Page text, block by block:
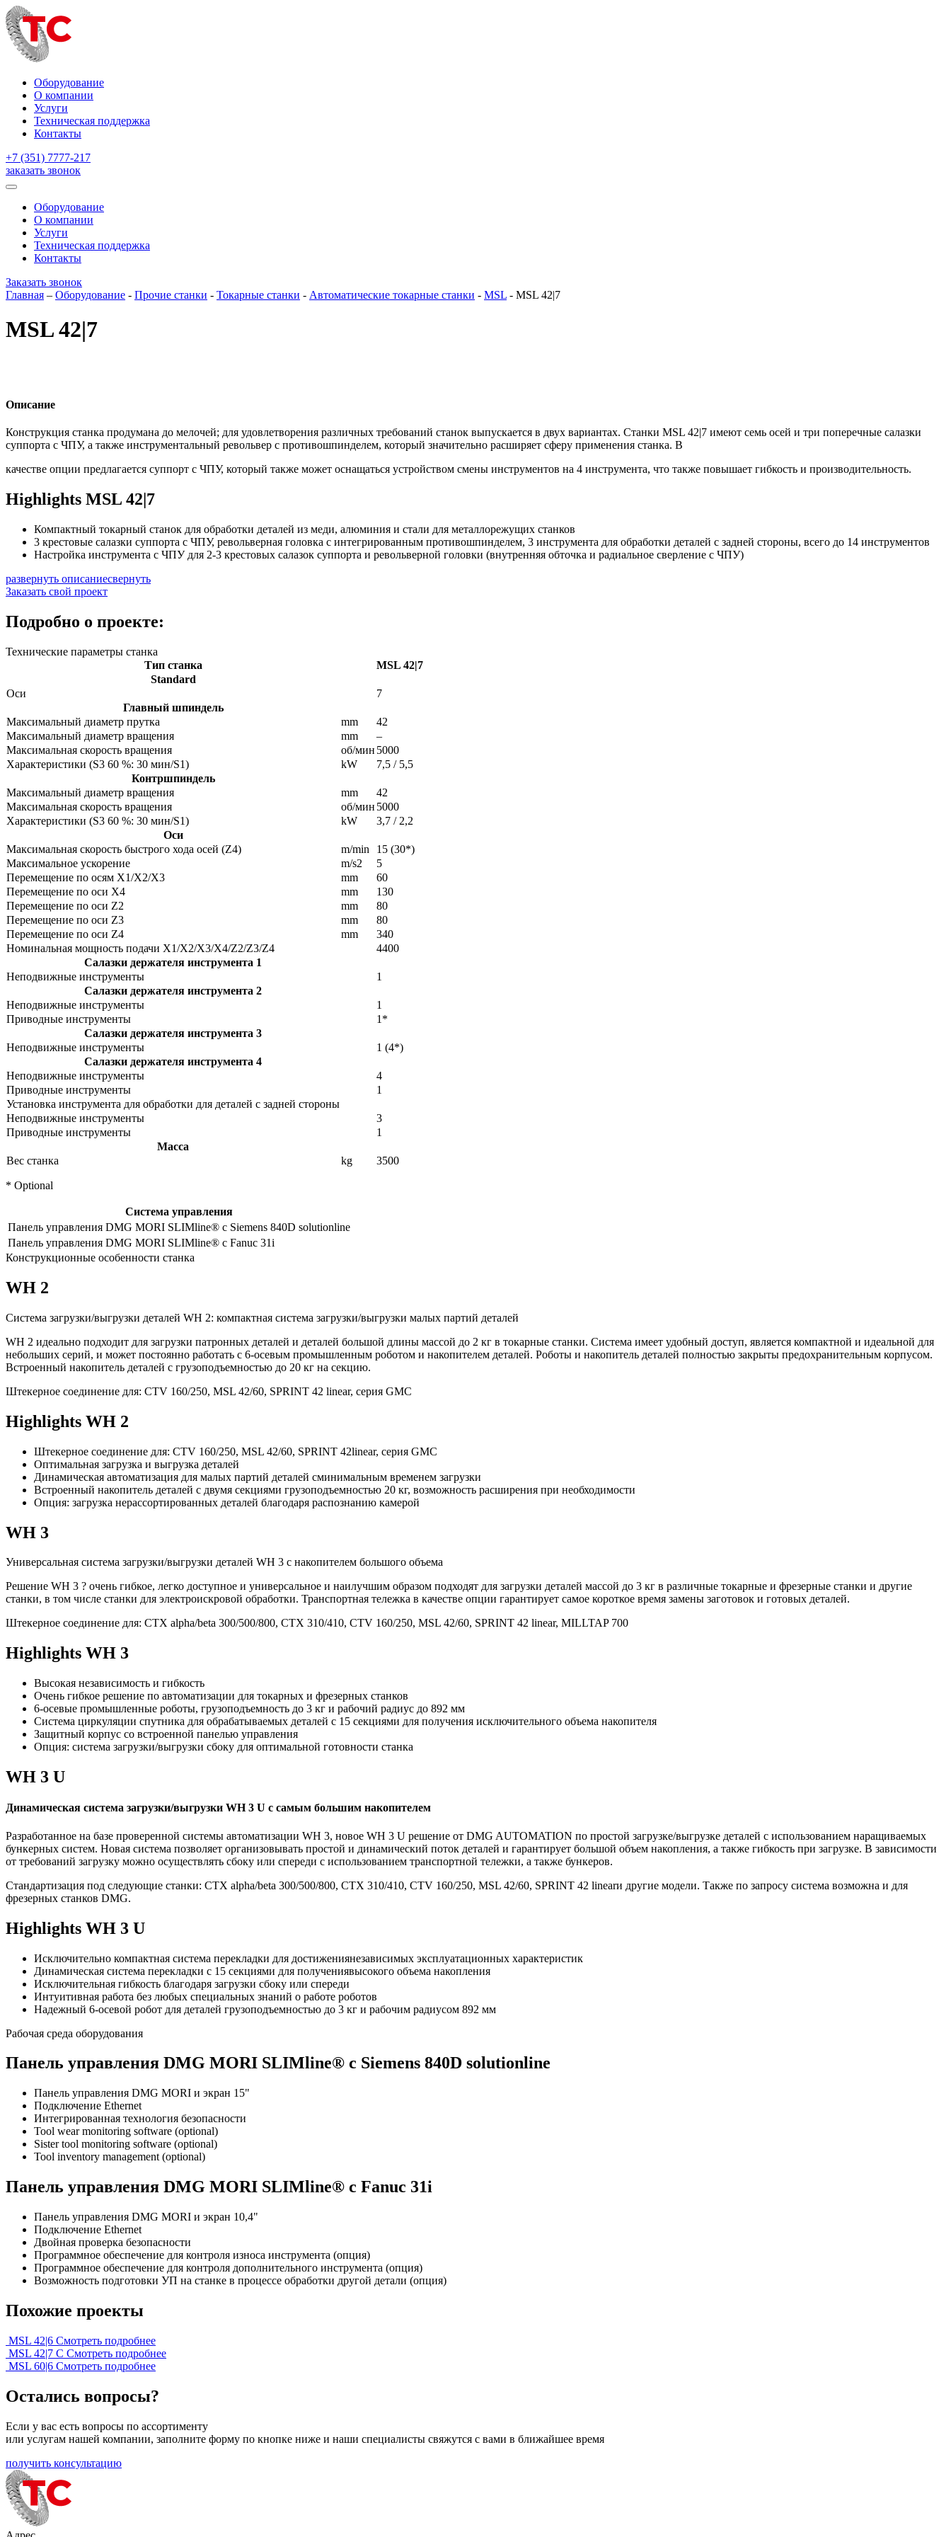
Оборудование
О компании
Услуги
Техническая поддержка
Контакты
+7 (351) 7777-217
заказать звонок
Оборудование
О компании
Услуги
Техническая поддержка
Контакты
Заказать звонок
Главная – Оборудование - Прочие станки - Токарные станки - Автоматические токарные станки - MSL - MSL 42|7
MSL 42|7
Описание
Конструкция станка продумана до мелочей; для удовлетворения различных требований станок выпускается в двух вариантах. Станки MSL 42|7 имеют семь осей и три поперечные салазки
суппорта с ЧПУ, а также инструментальный револьвер с противошпинделем, который значительно расширяет сферу применения станка. В
качестве опции предлагается суппорт с ЧПУ, который также может оснащаться устройством смены инструментов на 4 инструмента, что также повышает гибкость и производительность.
Highlights MSL 42|7
Компактный токарный станок для обработки деталей из меди, алюминия и стали для металлорежущих станков
3 крестовые салазки суппорта с ЧПУ, револьверная головка с интегрированным противошпинделем, 3 инструмента для обработки деталей с задней стороны, всего до 14 инструментов
Настройка инструмента с ЧПУ для 2-3 крестовых салазок суппорта и револьверной головки (внутренняя обточка и радиальное сверление с ЧПУ)
развернуть описаниесвернуть
Заказать свой проект
Подробно о проекте:
Технические параметры станка
Тип станка
MSL 42|7
Standard
Оси
7
Главный шпиндель
Максимальный диаметр прутка
mm
42
Максимальный диаметр вращения
mm
–
Максимальная скорость вращения
об/мин 5000
Характеристики (S3 60 %: 30 мин/S1)
kW
7,5 / 5,5
Контршпиндель
Максимальный диаметр вращения
mm
42
Максимальная скорость вращения
об/мин 5000
Характеристики (S3 60 %: 30 мин/S1)
kW
3,7 / 2,2
Оси
Максимальная скорость быстрого хода осей (Z4)
m/min
15 (30*)
Максимальное ускорение
m/s2
5
Перемещение по осям X1/X2/X3
mm
60
Перемещение по оси X4
mm
130
Перемещение по оси Z2
mm
80
Перемещение по оси Z3
mm
80
Перемещение по оси Z4
mm
340
Номинальная мощность подачи X1/X2/X3/X4/Z2/Z3/Z4
4400
Салазки держателя инструмента 1
Неподвижные инструменты
1
Салазки держателя инструмента 2
Неподвижные инструменты
1
Приводные инструменты
1*
Салазки держателя инструмента 3
Неподвижные инструменты
1 (4*)
Салазки держателя инструмента 4
Неподвижные инструменты
4
Приводные инструменты
1
Установка инструмента для обработки для деталей с задней стороны
Неподвижные инструменты
3
Приводные инструменты
1
Масса
Вес станка
kg 3500
* Optional
Система управления
Панель управления DMG MORI SLIMline® с Siemens 840D solutionline
Панель управления DMG MORI SLIMline® с Fanuc 31i
Конструкционные особенности станка
WH 2
Система загрузки/выгрузки деталей WH 2: компактная система загрузки/выгрузки малых партий деталей
WH 2 идеально подходит для загрузки патронных деталей и деталей большой длины массой до 2 кг в токарные станки. Система имеет удобный доступ, является компактной и идеальной для
небольших серий, и может постоянно работать с 6-осевым промышленным роботом и накопителем деталей. Роботы и накопитель деталей полностью закрыты предохранительным корпусом.
Встроенный накопитель деталей с грузоподъемностью до 20 кг на секцию.
Штекерное соединение для: CTV 160/250, MSL 42/60, SPRINT 42 linear, серия GMC
Highlights WH 2
Штекерное соединение для: CTV 160/250, MSL 42/60, SPRINT 42linear, серия GMC
Оптимальная загрузка и выгрузка деталей
Динамическая автоматизация для малых партий деталей сминимальным временем загрузки
Встроенный накопитель деталей с двумя секциями грузоподъемностью 20 кг, возможность расширения при необходимости
Опция: загрузка нерассортированных деталей благодаря распознанию камерой
WH 3
Универсальная система загрузки/выгрузки деталей WH 3 с накопителем большого объема
Решение WH 3 ? очень гибкое, легко доступное и универсальное и наилучшим образом подходят для загрузки деталей массой до 3 кг в различные токарные и фрезерные станки и другие
станки, в том числе станки для электроискровой обработки. Транспортная тележка в качестве опции гарантирует самое короткое время замены заготовок и готовых деталей.
Штекерное соединение для: CTX alpha/beta 300/500/800, CTX 310/410, CTV 160/250, MSL 42/60, SPRINT 42 linear, MILLTAP 700
Highlights WH 3
Высокая независимость и гибкость
Очень гибкое решение по автоматизации для токарных и фрезерных станков
6-осевые промышленные роботы, грузоподъемность до 3 кг и рабочий радиус до 892 мм
Система циркуляции спутника для обрабатываемых деталей с 15 секциями для получения исключительного объема накопителя
Защитный корпус со встроенной панелью управления
Опция: система загрузки/выгрузки сбоку для оптимальной готовности станка
WH 3 U
Динамическая система загрузки/выгрузки WH 3 U с самым большим накопителем
Разработанное на базе проверенной системы автоматизации WH 3, новое WH 3 U решение от DMG AUTOMATION по простой загрузке/выгрузке деталей с использованием наращиваемых
бункерных систем. Новая система позволяет организовывать простой и динамический поток деталей и гарантирует большой объем накопления, а также гибкость при загрузке. В зависимости
от требований загрузку можно осуществлять сбоку или спереди с использованием транспортной тележки, а также бункеров.
Стандартизация под следующие станки: CTX alpha/beta 300/500/800, CTX 310/410, CTV 160/250, MSL 42/60, SPRINT 42 linearи другие модели. Также по запросу система возможна и для
фрезерных станков DMG.
Highlights WH 3 U
Исключительно компактная система перекладки для достижениянезависимых эксплуатационных характеристик
Динамическая система перекладки с 15 секциями для получениявысокого объема накопления
Исключительная гибкость благодаря загрузки сбоку или спереди
Интуитивная работа без любых специальных знаний о работе роботов
Надежный 6-осевой робот для деталей грузоподъемностью до 3 кг и рабочим радиусом 892 мм
Рабочая среда оборудования
Панель управления DMG MORI SLIMline® с Siemens 840D solutionline
Панель управления DMG MORI и экран 15"
Подключение Ethernet
Интегрированная технология безопасности
Tool wear monitoring software (optional)
Sister tool monitoring software (optional)
Tool inventory management (optional)
Панель управления DMG MORI SLIMline® с Fanuc 31i
Панель управления DMG MORI и экран 10,4"
Подключение Ethernet
Двойная проверка безопасности
Программное обеспечение для контроля износа инструмента (опция)
Программное обеспечение для контроля дополнительного инструмента (опция)
Возможность подготовки УП на станке в процессе обработки другой детали (опция)
Похожие проекты
MSL 42|6 Смотреть подробнее
MSL 42|7 C Смотреть подробнее
MSL 60|6 Смотреть подробнее
Остались вопросы?
Если у вас есть вопросы по ассортименту
или услугам нашей компании, заполните форму по кнопке ниже и наши специалисты свяжутся с вами в ближайшее время
получить консультацию